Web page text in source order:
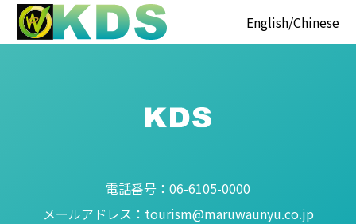
English Chinese
電話番号： 06-6105-0000
メールアドレス： tourism@maruwaunyu.co.jp